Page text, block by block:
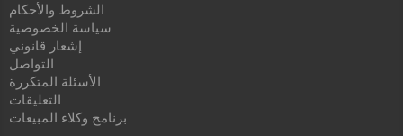
الشروط والأحكام
سياسة الخصوصية
إشعار قانوني
التواصل
الأسئلة المتكررة
التعليقات
برنامج وكلاء المبيعات